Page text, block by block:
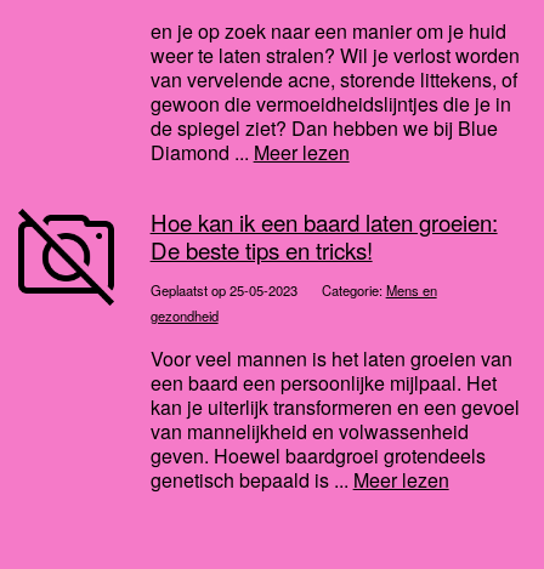
en je op zoek naar een manier om je huid
weer te laten stralen? Wil je verlost worden
van vervelende acne, storende littekens, of
gewoon die vermoeidheidslijntjes die je in
de spiegel ziet? Dan hebben we bij Blue
Diamond ... Meer lezen
Hoe kan ik een baard laten groeien:
De beste tips en tricks!
Geplaatst op 25-05-2023 Categorie:Mens en
gezondheid
Voor veel mannen is het laten groeien van
een baard een persoonlijke mijlpaal. Het
kan je uiterlijk transformeren en een gevoel
van mannelijkheid en volwassenheid
geven. Hoewel baardgroei grotendeels
genetisch bepaald is ... Meer lezen